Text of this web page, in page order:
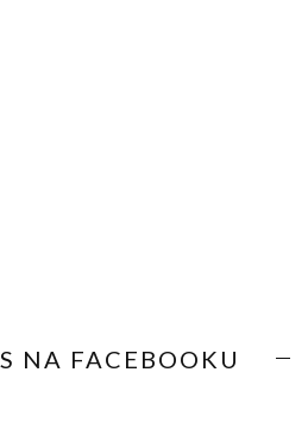
NA FACEBOOKU